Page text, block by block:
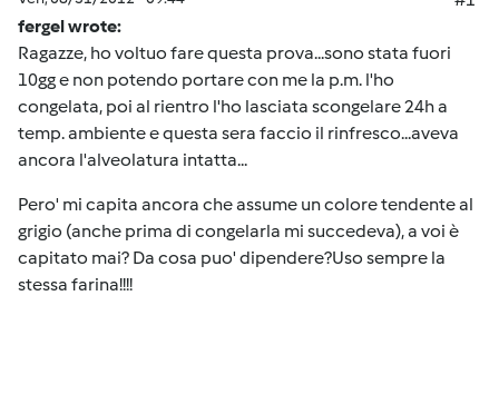
fergel wrote:
Ragazze, ho voltuo fare questa prova...sono stata fuori
10gg e non potendo portare con me la p.m. l'ho
congelata, poi al rientro l'ho lasciata scongelare 24h a
temp. ambiente e questa sera faccio il rinfresco...aveva
ancora l'alveolatura intatta...
Pero' mi capita ancora che assume un colore tendente al
grigio (anche prima di congelarla mi succedeva), a voi è
capitato mai? Da cosa puo' dipendere?Uso sempre la
stessa farina!!!!